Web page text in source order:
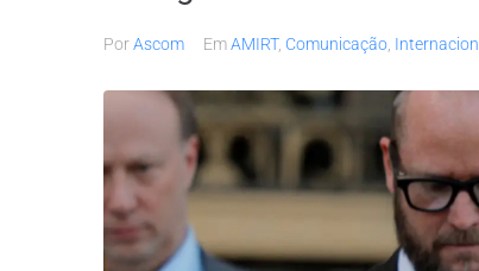
PorAscom EmAMIRT, Comunicação